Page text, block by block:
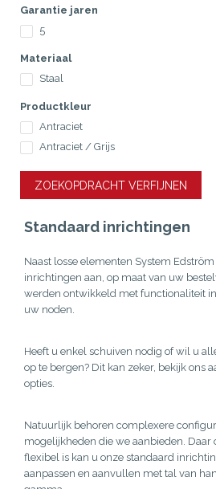
Garantie jaren
5
Materiaal
Staal
Productkleur
Antraciet
Antraciet / Grijs
ZOEKOPDRACHT VERFIJNEN
Standaard inrichtingen
Naast losse elementen System
inrichtingen aan, op maat van uw
werden ontwikkeld met functionaliteit
uw noden.
Heeft u enkel schuiven nodig of wil u
op te bergen? Dit kan zeker, bekijk ons
opties.
Natuurlijk behoren complexere
mogelijkheden die we aanbieden. Daar
flexibel is kan u onze standaard
aanpassen en aanvullen met tal van